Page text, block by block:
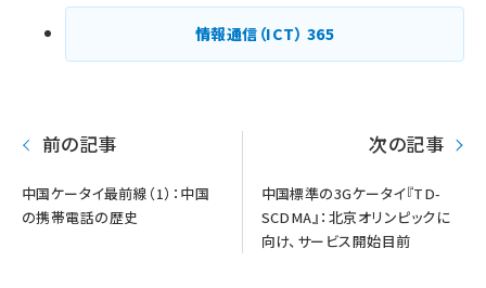
情報通信（ICT） 365
前の記事
中国ケータイ最前線（1）：中国
の携帯電話の歴史
次の記事
中国標準の3Gケータイ『TD-
SCDMA』：北京オリンピックに
向け、サービス開始目前